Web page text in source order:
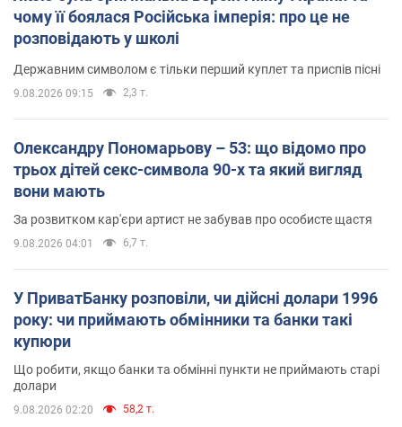
чому її боялася Російська імперія: про це не
розповідають у школі
Державним символом є тільки перший куплет та приспів пісні
9.08.2026 09:15 2,3 т.
Олександру Пономарьову – 53: що відомо про
трьох дітей секс-символа 90-х та який вигляд
вони мають
За розвитком кар'єри артист не забував про особисте щастя
9.08.2026 04:01 6,7 т.
У ПриватБанку розповіли, чи дійсні долари 1996
року: чи приймають обмінники та банки такі
купюри
Що робити, якщо банки та обмінні пункти не приймають старі
долари
9.08.2026 02:20 58,2 т.